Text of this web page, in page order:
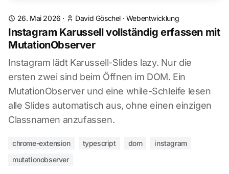
26. Mai 2026 · David Göschel · Webentwicklung
Instagram Karussell vollständig erfassen mit
MutationObserver
Instagram lädt Karussell-Slides lazy. Nur die
ersten zwei sind beim Öffnen im DOM. Ein
MutationObserver und eine while-Schleife lesen
alle Slides automatisch aus, ohne einen einzigen
Classnamen anzufassen.
chrome-extension typescript dom
instagram
mutationobserver